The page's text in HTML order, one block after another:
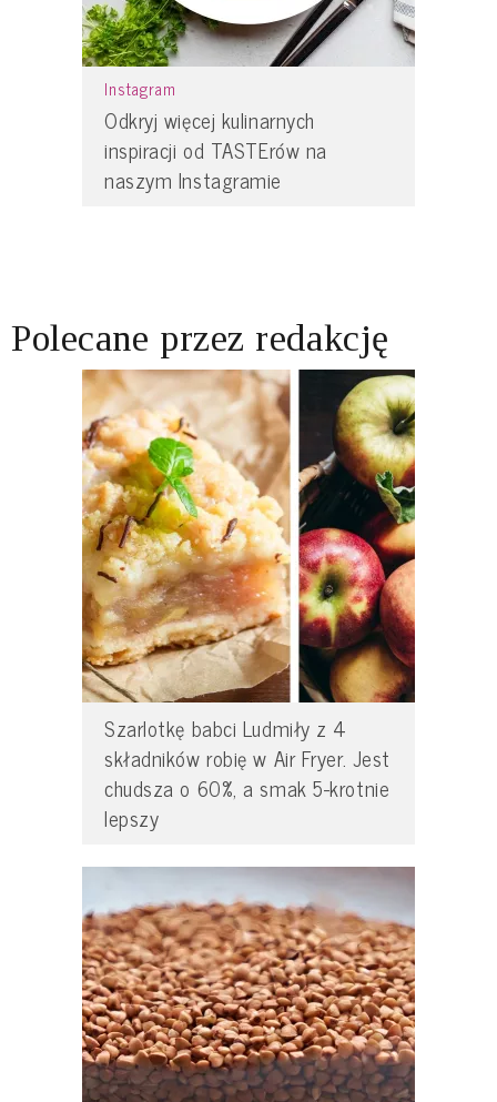
Instagram
Odkryj więcej kulinarnych
inspiracji od TASTErów na
naszym Instagramie
Polecane przez redakcję
Szarlotkę babci Ludmiły z 4
składników robię w Air Fryer. Jest
chudsza o 60%, a smak 5-krotnie
lepszy